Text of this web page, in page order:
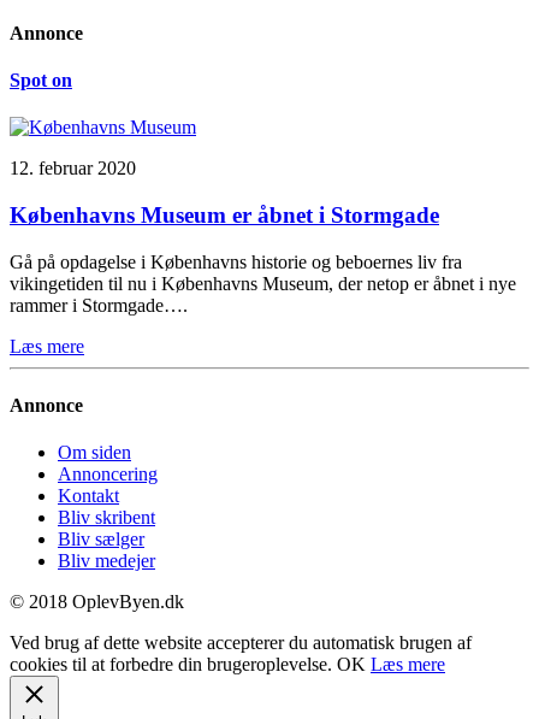
Annonce
Spot on
12. februar 2020
Københavns Museum er åbnet i Stormgade
Gå på opdagelse i Københavns historie og beboernes liv fra
vikingetiden til nu i Københavns Museum, der netop er åbnet i nye
rammer i Stormgade….
Læs mere
Annonce
Om siden
Annoncering
Kontakt
Bliv skribent
Bliv sælger
Bliv medejer
© 2018 OplevByen.dk
Ved brug af dette website accepterer du automatisk brugen af
cookies til at forbedre din brugeroplevelse. OK Læs mere